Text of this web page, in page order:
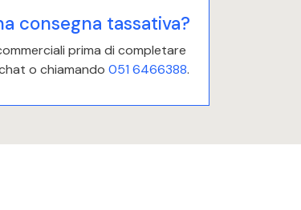
consegna tassativa?
prima di completare
o chiamando 051 6466388.